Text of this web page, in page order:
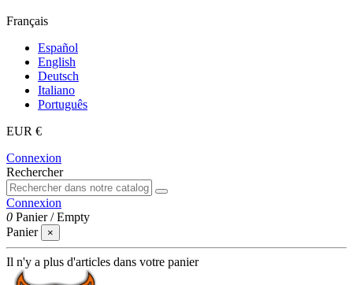
Français
Español
English
Deutsch
Italiano
Português
EUR €
Connexion
Rechercher
Connexion
0 Panier /Empty
Panier
×
Il n'y a plus d'articles dans votre panier